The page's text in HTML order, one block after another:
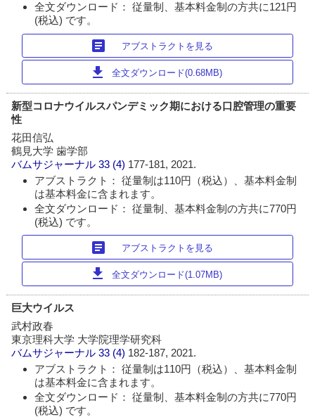
全文ダウンロード： 従量制、基本料金制の方共に121円
(税込) です。
article アブストラクトを見る
download 全文ダウンロード(0.68MB)
新型コロナウイルスパンデミック期における口腔管理の重要
性
花田信弘
鶴見大学 歯学部
バムサジャーナル 33 (4) 177-181, 2021.
アブストラクト： 従量制は110円（税込）、基本料金制
は基本料金に含まれます。
全文ダウンロード： 従量制、基本料金制の方共に770円
(税込) です。
article アブストラクトを見る
download 全文ダウンロード(1.07MB)
巨大ウイルス
武村政春
東京理科大学 大学院理学研究科
バムサジャーナル 33 (4) 182-187, 2021.
アブストラクト： 従量制は110円（税込）、基本料金制
は基本料金に含まれます。
全文ダウンロード： 従量制、基本料金制の方共に770円
(税込) です。